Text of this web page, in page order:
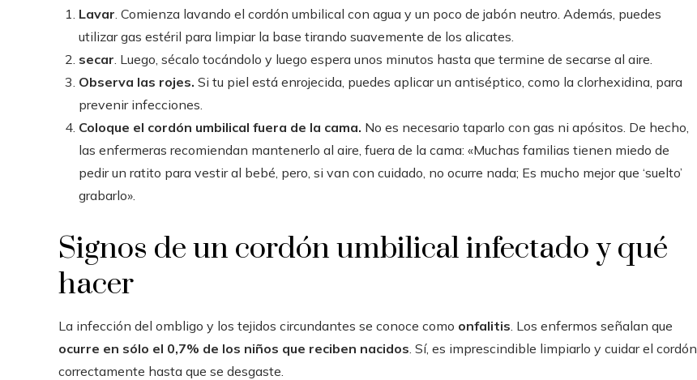
Lavar. Comienza lavando el cordón umbilical con agua y un poco de jabón neutro. Además, puedes
utilizar gas estéril para limpiar la base tirando suavemente de los alicates.
secar. Luego, sécalo tocándolo y luego espera unos minutos hasta que termine de secarse al aire.
Observa las rojes. Si tu piel está enrojecida, puedes aplicar un antiséptico, como la clorhexidina, para
prevenir infecciones.
Coloque el cordón umbilical fuera de la cama. No es necesario taparlo con gas ni apósitos. De hecho,
las enfermeras recomiendan mantenerlo al aire, fuera de la cama: «Muchas familias tienen miedo de
pedir un ratito para vestir al bebé, pero, si van con cuidado, no ocurre nada; Es mucho mejor que ‘suelto’
grabarlo».
Signos de un cordón umbilical infectado y qué
hacer
La infección del ombligo y los tejidos circundantes se conoce como onfalitis. Los enfermos señalan que
ocurre en sólo el 0,7% de los niños que reciben nacidos. Sí, es imprescindible limpiarlo y cuidar el cordón
correctamente hasta que se desgaste.